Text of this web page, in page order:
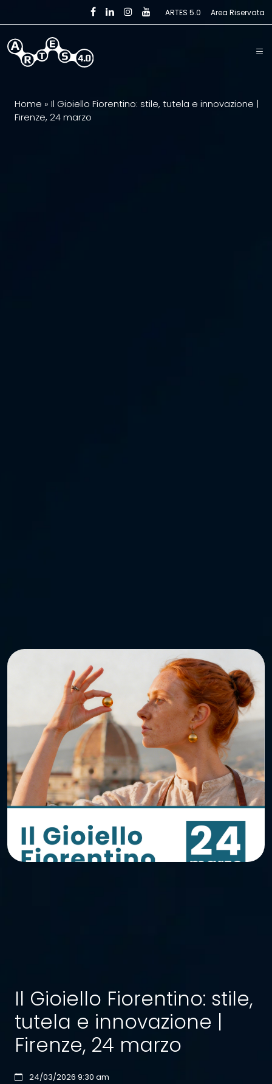
Skip to main content ARTES 5.0 Area Riservata
Home » Il Gioiello Fiorentino: stile, tutela e innovazione |
Firenze, 24 marzo
Il Gioiello Fiorentino: stile,
tutela e innovazione |
Firenze, 24 marzo
24/03/2026 9:30 am